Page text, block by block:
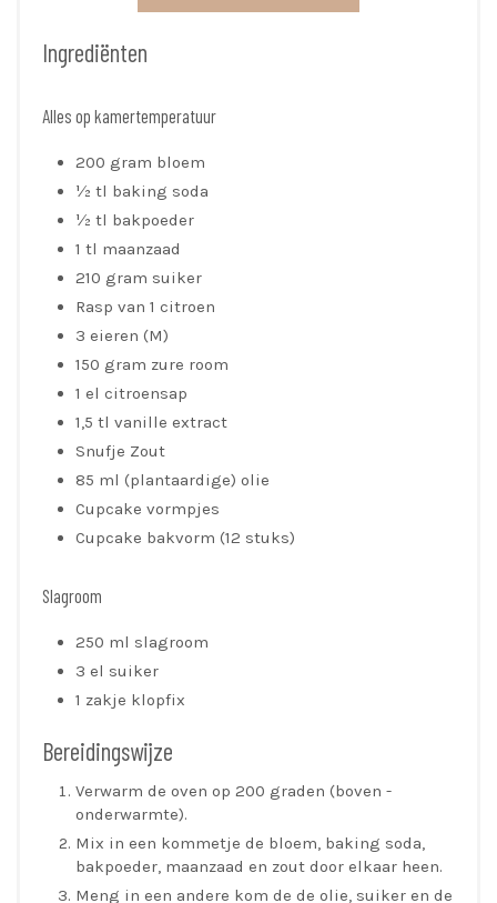
Ingrediënten
Alles op kamertemperatuur
200 gram bloem
½ tl baking soda
½ tl bakpoeder
1 tl maanzaad
210 gram suiker
Rasp van 1 citroen
3 eieren (M)
150 gram zure room
1 el citroensap
1,5 tl vanille extract
Snufje Zout
85 ml (plantaardige) olie
Cupcake vormpjes
Cupcake bakvorm (12 stuks)
Slagroom
250 ml slagroom
3 el suiker
1 zakje klopfix
Bereidingswijze
Verwarm de oven op 200 graden (boven -
onderwarmte).
Mix in een kommetje de bloem, baking soda,
bakpoeder, maanzaad en zout door elkaar heen.
Meng in een andere kom de de olie, suiker en de